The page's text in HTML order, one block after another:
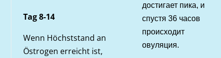
Tag 8-14
Wenn Höchststand an
Östrogen erreicht ist,
достигает пика, и
спустя 36 часов
происходит
овуляция.